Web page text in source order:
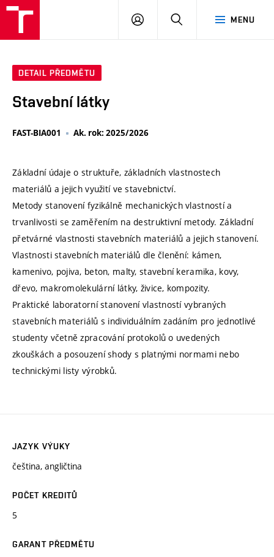
MENU
PŘIHLÁSIT
DETAIL PŘEDMĚTU
Stavební látky
FAST-BIA001 Ak. rok: 2025/2026
Základní údaje o struktuře, základních vlastnostech
materiálů a jejich využití ve stavebnictví.
Metody stanovení fyzikálně mechanických vlastností a
trvanlivosti se zaměřením na destruktivní metody. Základní
přetvárné vlastnosti stavebních materiálů a jejich stanovení.
Vlastnosti stavebních materiálů dle členění: kámen,
kamenivo, pojiva, beton, malty, stavební keramika, kovy,
dřevo, makromolekulární látky, živice, kompozity.
Praktické laboratorní stanovení vlastností vybraných
stavebních materiálů s individuálním zadáním pro jednotlivé
studenty včetně zpracování protokolů o uvedených
zkouškách a posouzení shody s platnými normami nebo
technickými listy výrobků.
JAZYK VÝUKY
čeština, angličtina
POČET KREDITŮ
5
GARANT PŘEDMĚTU